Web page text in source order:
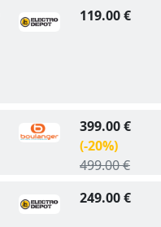
119.00 €
399.00 €
(-20%)
499.00 €
249.00 €